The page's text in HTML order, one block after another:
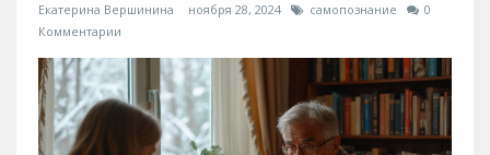
Екатерина Вершинина ноября 28, 2024 самопознание
0
Комментарии